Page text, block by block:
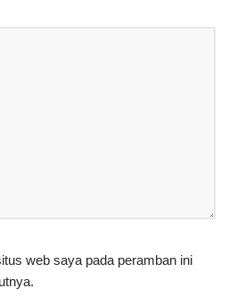
web saya pada peramban ini